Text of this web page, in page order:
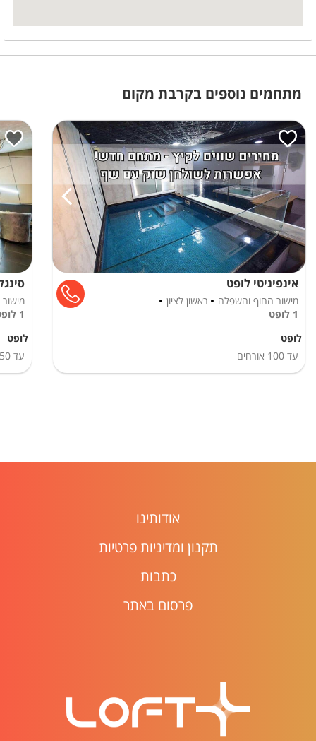
מתחמים נוספים בקרבת מקום
אינפיניטי לופט
מישור החוף והשפלה
ראשון לציון
1 לופט
לופט
עד 100 אורחים
1 לופט
לופט
עד 50
אודותינו
תקנון ומדיניות פרטיות
כתבות
פרסום באתר